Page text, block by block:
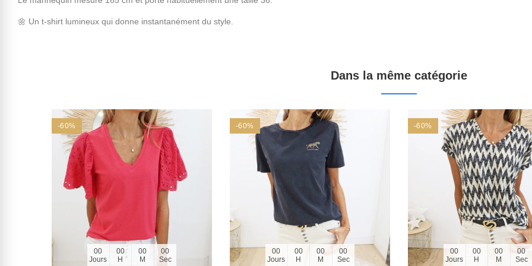
🌼 Un t-shirt lumineux qui donne instantanément du style.
Dans la même catégorie
-60%
00
Jours
00
H
00
M
00
Sec
-60%
00
Jours
00
H
00
M
00
Sec
-60%
00
Jours
00
H
00
M
00
Sec